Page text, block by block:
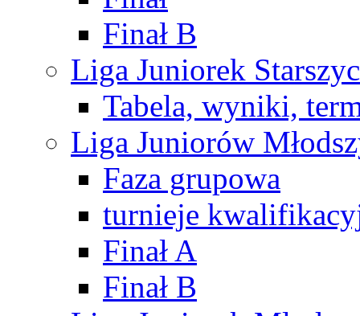
Finał B
Liga Juniorek
Tabela, wyniki,
Liga Juniorów
Faza grupowa
turnieje
Finał A
Finał B